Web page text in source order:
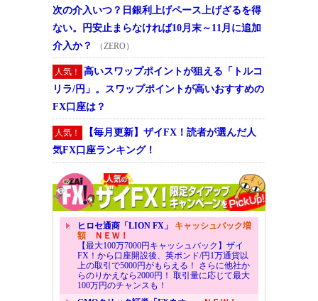
次の介入いつ？日銀利上げペース上げざるを得
ない。円安止まらなければ10月末～11月に追加
介入か？
（ZERO）
人気！
高いスワップポイントが狙える「トルコ
リラ/円」。スワップポイントが高いおすすめの
FX口座は？
人気！
【毎月更新】ザイFX！読者が選んだ人
気FX口座ランキング！
ヒロセ通商「LION FX」 キャッシュバック増
額ＮＥＷ！
【最大100万7000円キャッシュバック】ザイ
FX！から口座開設後、英ポンド/円1万通貨以
上の取引で5000円がもらえる！ さらに他社か
らのりかえなら2000円！ 取引量に応じて最大
100万円のチャンスも！